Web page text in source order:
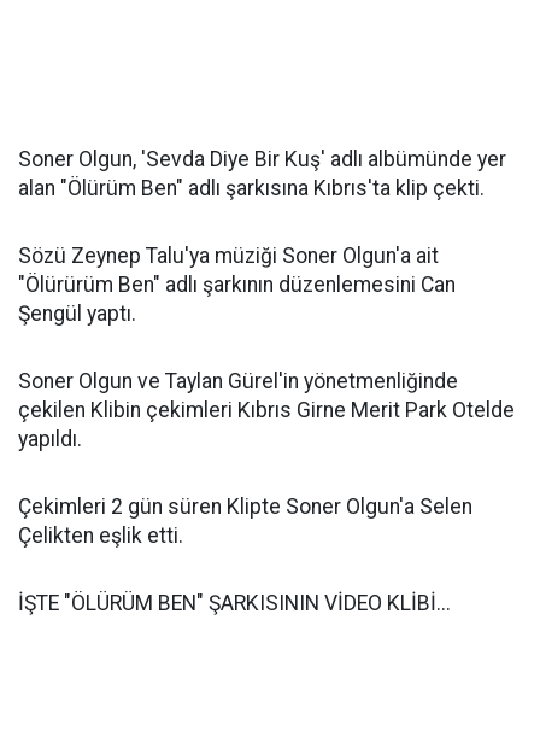
Soner Olgun, 'Sevda Diye Bir Kuş' adlı albümünde yer
alan "Ölürüm Ben" adlı şarkısına Kıbrıs'ta klip çekti.
Sözü Zeynep Talu'ya müziği Soner Olgun'a ait
"Ölürürüm Ben" adlı şarkının düzenlemesini Can
Şengül yaptı.
Soner Olgun ve Taylan Gürel'in yönetmenliğinde
çekilen Klibin çekimleri Kıbrıs Girne Merit Park Otelde
yapıldı.
Çekimleri 2 gün süren Klipte Soner Olgun'a Selen
Çelikten eşlik etti.
İŞTE "ÖLÜRÜM BEN" ŞARKISININ VİDEO KLİBİ...